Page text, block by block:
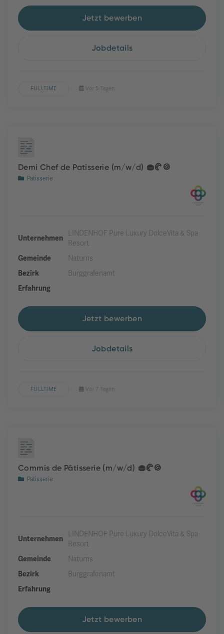
Jetzt bewerben
Jobdetails
FULLTIME Vor 5 Tagen
Demi Chef de Patisserie (m/w/d) 🧁🥐🍪
Patisserie
Unternehmen
LINDENHOF Pure Luxury DolceVita & Spa
Resort
Gemeinde
Naturns
Bezirk
Burggrafenamt
Erfahrung
Jetzt bewerben
Jobdetails
FULLTIME Vor 7 Tagen
Commis de Pâtisserie (m/w/d) 🧁🥐🍪
Patisserie
Unternehmen
LINDENHOF Pure Luxury DolceVita & Spa
Resort
Gemeinde
Naturns
Bezirk
Burggrafenamt
Erfahrung
Jetzt bewerben